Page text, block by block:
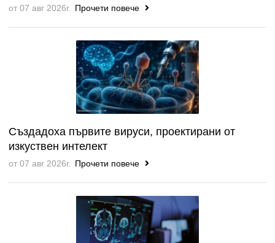
от 07 авг 2026г. Прочети повече
Създадоха първите вируси, проектирани от
изкуствен интелект
от 07 авг 2026г. Прочети повече